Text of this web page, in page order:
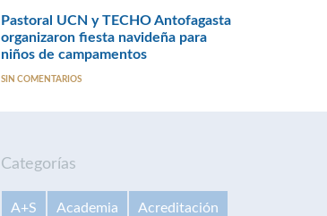
Pastoral UCN y TECHO Antofagasta
organizaron fiesta navideña para
niños de campamentos
SIN COMENTARIOS
Categorías
A+S Academia Acreditación